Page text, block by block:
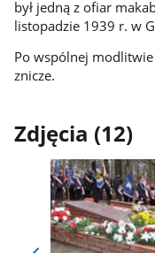
był jedną z ofiar
listopadzie 1939 r. w
Po wspólnej modlitwie
znicze.
Zdjęcia (12)